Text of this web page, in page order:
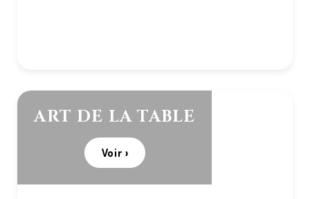
ART DE LA TABLE
Voir ›